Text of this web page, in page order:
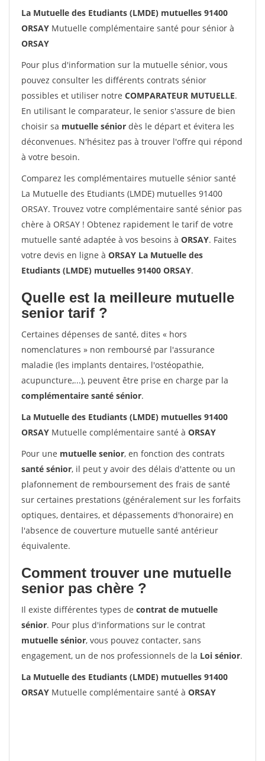
La Mutuelle des Etudiants (LMDE) mutuelles 91400
ORSAY Mutuelle complémentaire santé pour sénior à
ORSAY
Pour plus d'information sur la mutuelle sénior, vous
pouvez consulter les différents contrats sénior
possibles et utiliser notre COMPARATEUR MUTUELLE.
En utilisant le comparateur, le senior s'assure de bien
choisir sa mutuelle sénior dès le départ et évitera les
déconvenues. N'hésitez pas à trouver l'offre qui répond
à votre besoin.
Comparez les complémentaires mutuelle sénior santé
La Mutuelle des Etudiants (LMDE) mutuelles 91400
ORSAY. Trouvez votre complémentaire santé sénior pas
chère à ORSAY ! Obtenez rapidement le tarif de votre
mutuelle santé adaptée à vos besoins à ORSAY. Faites
votre devis en ligne à ORSAY La Mutuelle des
Etudiants (LMDE) mutuelles 91400 ORSAY.
Quelle est la meilleure mutuelle
senior tarif ?
Certaines dépenses de santé, dites « hors
nomenclatures » non remboursé par l'assurance
maladie (les implants dentaires, l'ostéopathie,
acupuncture,...), peuvent être prise en charge par la
complémentaire santé sénior.
La Mutuelle des Etudiants (LMDE) mutuelles 91400
ORSAY Mutuelle complémentaire santé à ORSAY
Pour une mutuelle senior, en fonction des contrats
santé sénior, il peut y avoir des délais d'attente ou un
plafonnement de remboursement des frais de santé
sur certaines prestations (généralement sur les forfaits
optiques, dentaires, et dépassements d'honoraire) en
l'absence de couverture mutuelle santé antérieur
équivalente.
Comment trouver une mutuelle
senior pas chère ?
Il existe différentes types de contrat de mutuelle
sénior. Pour plus d'informations sur le contrat
mutuelle sénior, vous pouvez contacter, sans
engagement, un de nos professionnels de la Loi sénior.
La Mutuelle des Etudiants (LMDE) mutuelles 91400
ORSAY Mutuelle complémentaire santé à ORSAY